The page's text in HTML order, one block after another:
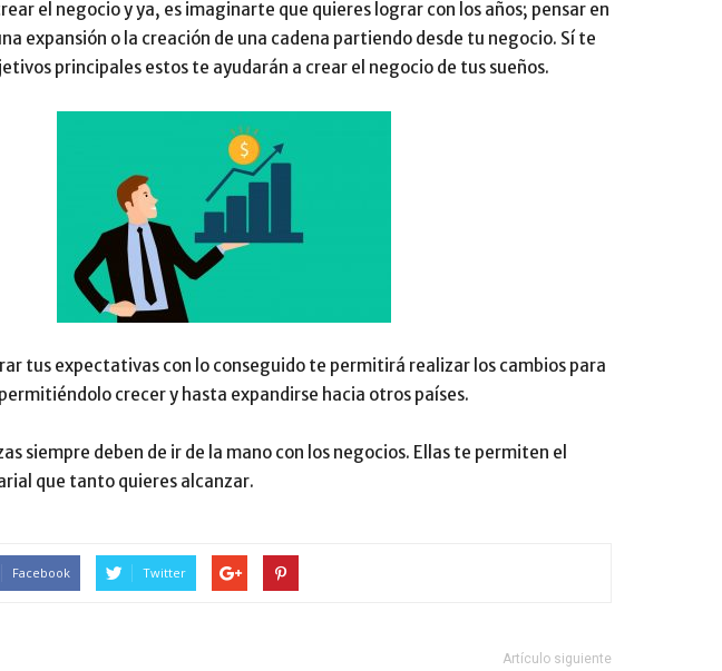
el negocio y ya, es imaginarte que quieres lograr con los años; pensar en
expansión o la creación de una cadena partiendo desde tu negocio. Sí te
principales estos te ayudarán a crear el negocio de tus sueños.
tus expectativas con lo conseguido te permitirá realizar los cambios para
crecer y hasta expandirse hacia otros países.
siempre deben de ir de la mano con los negocios. Ellas te permiten el
que tanto quieres alcanzar.
Facebook Twitter
Artículo siguiente